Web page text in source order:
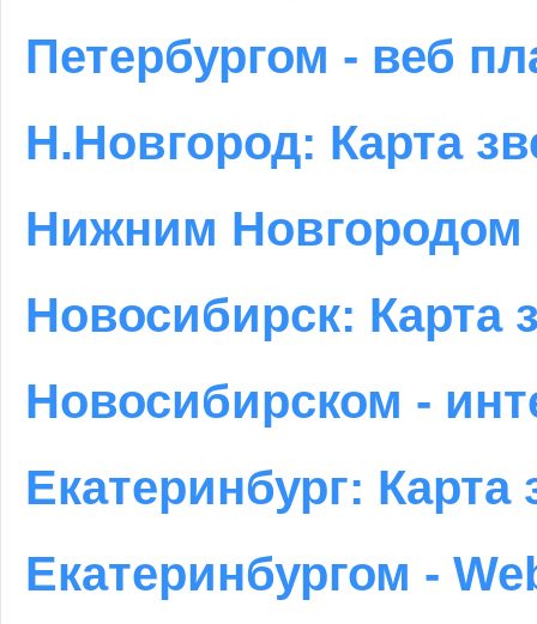
Петербургом - веб
Н.Новгород: Карта
Нижним Новгородом
Новосибирск: Карта
Новосибирском -
Екатеринбург: Карта
Екатеринбургом -